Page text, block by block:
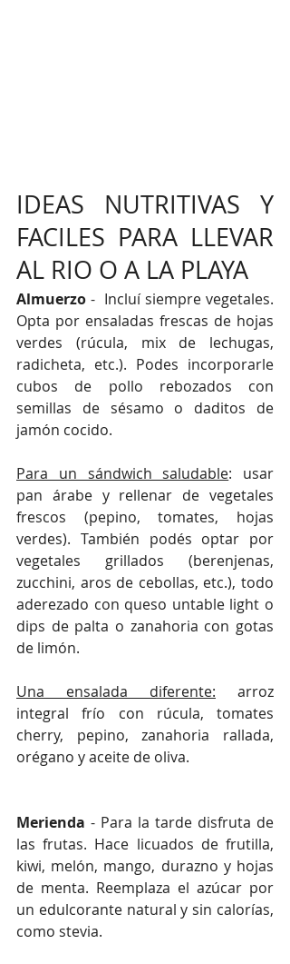
IDEAS NUTRITIVAS Y
FACILES PARA LLEVAR
AL RIO O A LA PLAYA
Almuerzo - Incluí siempre vegetales.
Opta por ensaladas frescas de hojas
verdes (rúcula, mix de lechugas,
radicheta, etc.). Podes incorporarle
cubos de pollo rebozados con
semillas de sésamo o daditos de
jamón cocido.
Para un sándwich saludable: usar
pan árabe y rellenar de vegetales
frescos (pepino, tomates, hojas
verdes). También podés optar por
vegetales grillados (berenjenas,
zucchini, aros de cebollas, etc.), todo
aderezado con queso untable light o
dips de palta o zanahoria con gotas
de limón.
Una ensalada diferente: arroz
integral frío con rúcula, tomates
cherry, pepino, zanahoria rallada,
orégano y aceite de oliva.
Merienda - Para la tarde disfruta de
las frutas. Hace licuados de frutilla,
kiwi, melón, mango, durazno y hojas
de menta. Reemplaza el azúcar por
un edulcorante natural y sin calorías,
como stevia.